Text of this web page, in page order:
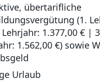
übertarifliche
(1.
1.377,00 € |
1.562,00 €) sowie
Urlaub